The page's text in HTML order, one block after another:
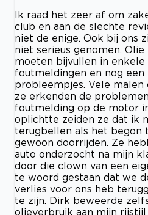
Ik raad het zeer af om
club en aan de slechte
niet de enige. Ook bij ons
niet serieus genomen.
moeten bijvullen in
foutmeldingen en nog
probleempjes. Vele
ze erkenden de
foutmelding op de motor
oplichtte zeiden ze dat ik
terugbellen als het begon
gewoon doorrijden. Ze
auto onderzocht na mijn
door die clown van een
te woord gestaan dat we
verlies voor ons heb
te zijn. Dirk beweerde
olieverbruik aan mijn rijstijl